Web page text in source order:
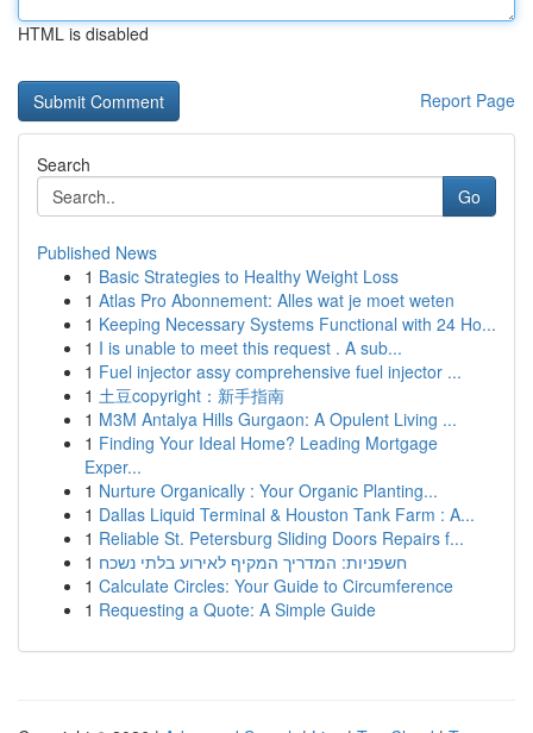
HTML is disabled
Report Page
Search
Go
Published News
1 Basic Strategies to Healthy Weight Loss
1 Atlas Pro Abonnement: Alles wat je moet weten
1 Keeping Necessary Systems Functional with 24 Ho...
1 I is unable to meet this request . A sub...
1 Fuel injector assy comprehensive fuel injector ...
1 土豆copyright：新手指南
1 M3M Antalya Hills Gurgaon: A Opulent Living ...
1 Finding Your Ideal Home? Leading Mortgage
Exper...
1 Nurture Organically : Your Organic Planting...
1 Dallas Liquid Terminal & Houston Tank Farm : A...
1 Reliable St. Petersburg Sliding Doors Repairs f...
1 חשפניות: המדריך המקיף לאירוע בלתי נשכח
1 Calculate Circles: Your Guide to Circumference
1 Requesting a Quote: A Simple Guide